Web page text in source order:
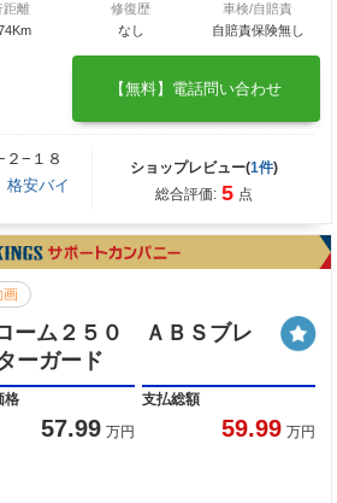
距離
修復歴
なし
車検/自賠責
自賠責保険無し
【無料】電話問い合わせ
−１８
格安バイ
ショップレビュー(1件)
総合評価: 5 点
画
ーム２５０ ＡＢＳブレ
ーガード
格
57.99 万円
支払総額
59.99 万円